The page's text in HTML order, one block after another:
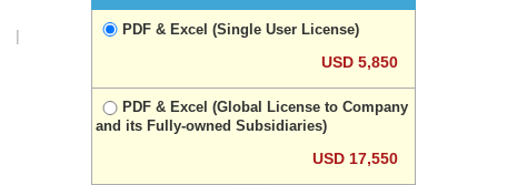
| PDF & Excel (Single User License)
USD 5,850
PDF & Excel (Global License to Company
and its Fully-owned Subsidiaries)
USD 17,550